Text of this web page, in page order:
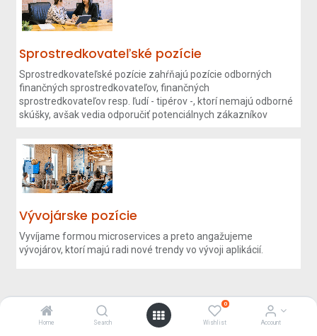
Home Search
0
Wishlist Account
Sprostredkovateľské pozície
Sprostredkovateľské pozície zahŕňajú pozície odborných
finančných sprostredkovateľov, finančných
sprostredkovateľov resp. ľudí - tipérov -, ktorí nemajú odborné
skúšky, avšak vedia odporučiť potenciálnych zákazníkov
Vývojárske pozície
Vyvíjame formou microservices a preto angažujeme
vývojárov, ktorí majú radi nové trendy vo vývoji aplikácií.